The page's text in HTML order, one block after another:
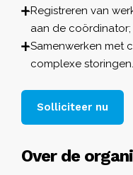
Registreren van
aan de coördinator;
Samenwerken met
complexe storingen.
Solliciteer nu
Over de